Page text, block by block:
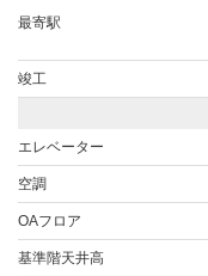
最寄駅
竣工
エレベーター
空調
OAフロア
基準階天井高